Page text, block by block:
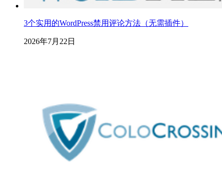
3个实用的WordPress禁用评论方法（无需插件）
2026年7月22日